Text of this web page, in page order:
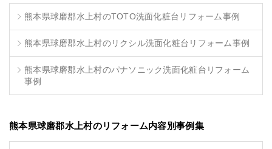
熊本県球磨郡水上村のTOTO洗面化粧台リフォーム事例
熊本県球磨郡水上村のリクシル洗面化粧台リフォーム事例
熊本県球磨郡水上村のパナソニック洗面化粧台リフォーム
事例
熊本県球磨郡水上村のリフォーム内容別事例集